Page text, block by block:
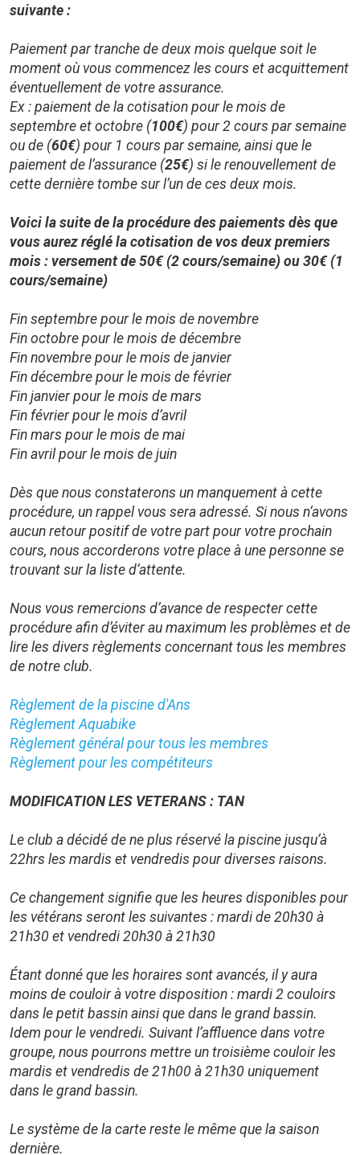
suivante :
Paiement par tranche de deux mois quelque soit le
moment où vous commencez les cours et acquittement
éventuellement de votre assurance.
Ex : paiement de la cotisation pour le mois de
septembre et octobre (100€) pour 2 cours par semaine
ou de (60€) pour 1 cours par semaine, ainsi que le
paiement de l’assurance (25€) si le renouvellement de
cette dernière tombe sur l’un de ces deux mois.
Voici la suite de la procédure des paiements dès que
vous aurez réglé la cotisation de vos deux premiers
mois : versement de 50€ (2 cours/semaine) ou 30€ (1
cours/semaine)
Fin septembre pour le mois de novembre
Fin octobre pour le mois de décembre
Fin novembre pour le mois de janvier
Fin décembre pour le mois de février
Fin janvier pour le mois de mars
Fin février pour le mois d’avril
Fin mars pour le mois de mai
Fin avril pour le mois de juin
Dès que nous constaterons un manquement à cette
procédure, un rappel vous sera adressé. Si nous n’avons
aucun retour positif de votre part pour votre prochain
cours, nous accorderons votre place à une personne se
trouvant sur la liste d’attente.
Nous vous remercions d’avance de respecter cette
procédure afin d’éviter au maximum les problèmes et de
lire les divers règlements concernant tous les membres
de notre club.
Règlement de la piscine d'Ans
Règlement Aquabike
Règlement général pour tous les membres
Règlement pour les compétiteurs
MODIFICATION LES VETERANS : TAN
Le club a décidé de ne plus réservé la piscine jusqu’à
22hrs les mardis et vendredis pour diverses raisons.
Ce changement signifie que les heures disponibles pour
les vétérans seront les suivantes : mardi de 20h30 à
21h30 et vendredi 20h30 à 21h30
Étant donné que les horaires sont avancés, il y aura
moins de couloir à votre disposition : mardi 2 couloirs
dans le petit bassin ainsi que dans le grand bassin.
Idem pour le vendredi. Suivant l’affluence dans votre
groupe, nous pourrons mettre un troisième couloir les
mardis et vendredis de 21h00 à 21h30 uniquement
dans le grand bassin.
Le système de la carte reste le même que la saison
dernière.